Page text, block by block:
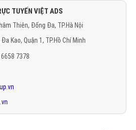
TUYẾN VIỆT ADS
Thiên, Đống Đa, TP.Hà Nội
Kao, Quận 1, TP.Hồ Chí Minh
7378